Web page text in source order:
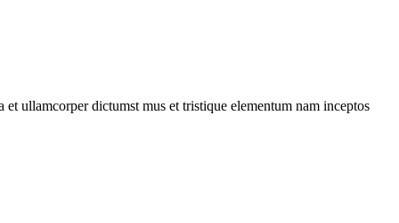
ullamcorper dictumst mus et tristique elementum nam inceptos